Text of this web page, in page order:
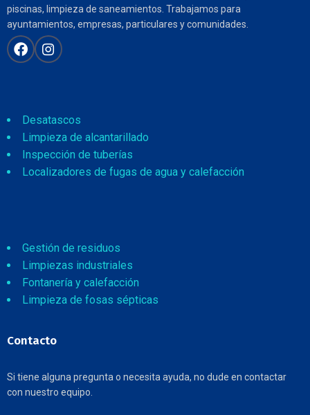
piscinas, limpieza de saneamientos. Trabajamos para
ayuntamientos, empresas, particulares y comunidades.
Desatascos
Limpieza de alcantarillado
Inspección de tuberías
Localizadores de fugas de agua y calefacción
Gestión de residuos
Limpiezas industriales
Fontanería y calefacción
Limpieza de fosas sépticas
Contacto
Si tiene alguna pregunta o necesita ayuda, no dude en contactar
con nuestro equipo.